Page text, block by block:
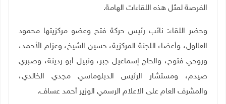
الفرصة لمثل هذه اللقاءات الهامة.
وحضر اللقاء: نائب رئيس حركة فتح وعضو مركزيتها محمود
العالول، وأعضاء اللجنة المركزية، حسين الشيخ، وعزام الأحمد،
وروحي فتوح، والحاج إسماعيل جبر، ونبيل أبو ردينة، وصبري
صيدم، ومستشار الرئيس الدبلوماسي مجدي الخالدي،
والمشرف العام على الاعلام الرسمي الوزير أحمد عساف.